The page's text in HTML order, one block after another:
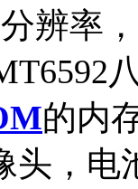
辨率
的内
头，